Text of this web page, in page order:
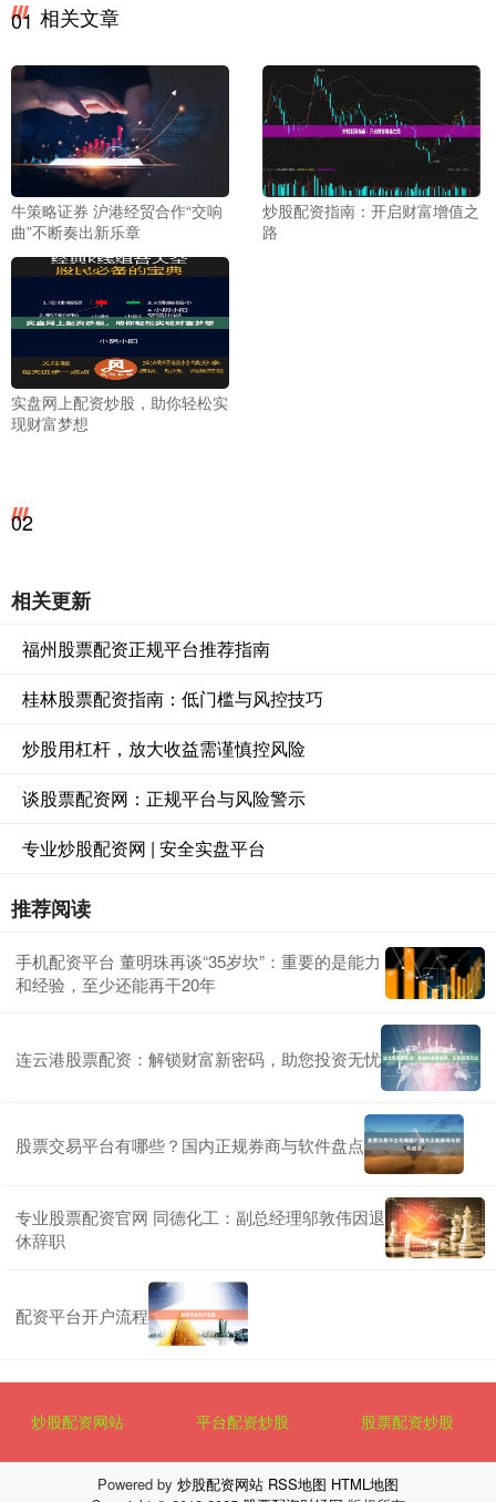
01 相关文章
牛策略证券 沪港经贸合作“交响
曲”不断奏出新乐章
炒股配资指南：开启财富增值之
路
实盘网上配资炒股，助你轻松实
现财富梦想
02
相关更新
福州股票配资正规平台推荐指南
桂林股票配资指南：低门槛与风控技巧
炒股用杠杆，放大收益需谨慎控风险
谈股票配资网：正规平台与风险警示
专业炒股配资网 | 安全实盘平台
推荐阅读
手机配资平台 董明珠再谈“35岁坎”：重要的是能力
和经验，至少还能再干20年
连云港股票配资：解锁财富新密码，助您投资无忧
股票交易平台有哪些？国内正规券商与软件盘点
专业股票配资官网 同德化工：副总经理邬敦伟因退
休辞职
配资平台开户流程
炒股配资网站 平台配资炒股 股票配资炒股
Powered by 炒股配资网站 RSS地图 HTML地图